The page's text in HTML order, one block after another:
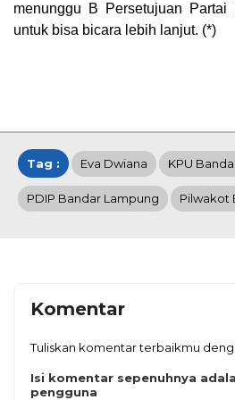
menunggu B Persetujuan
untuk bisa bicara lebih lanjut. (*)
Tag : Eva Dwiana KPU
PDIP Bandar Lampung Pilwakot
Komentar
Tuliskan komentar terbaikmu
Isi komentar sepenuhnya
pengguna